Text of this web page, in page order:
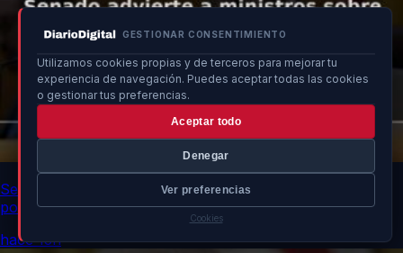
GESTIONAR CONSENTIMIENTO
Utilizamos cookies propias y de terceros para mejorar tu
experiencia de navegación. Puedes aceptar todas las cookies
o gestionar tus preferencias.
Aceptar todo
Denegar
Ver preferencias
Cookies
Senado advierte a ministros sobre impacto de no asistir
por crisis en Ceuta
hace 13h